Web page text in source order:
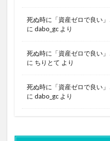
死ぬ時に「資産ゼロで良い
に dabo_gc より
死ぬ時に「資産ゼロで良い
に ちりとて より
死ぬ時に「資産ゼロで良い
に dabo_gc より